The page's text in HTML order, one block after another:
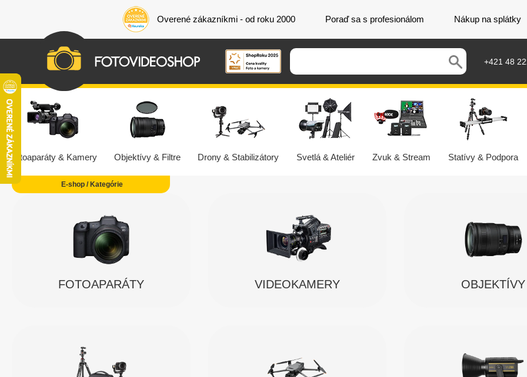
Overené zákazníkmi - od roku 2000 Poraď sa s profesionálom Nákup na splátky
+421 48
Fotoaparáty & Kamery Objektívy & Filtre Drony & Stabilizátory Svetlá & Ateliér Zvuk & Stream Statívy & Podpora
FOTOAPARÁTY VIDEOKAMERY OBJEKTÍVY
E-shop / Kategórie